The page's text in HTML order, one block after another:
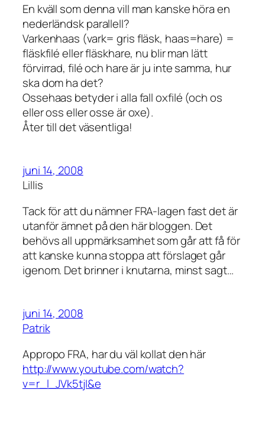
En kväll som denna vill man kanske höra en
nederländsk parallell?
Varkenhaas (vark= gris fläsk, haas=hare) =
fläskfilé eller fläskhare, nu blir man lätt
förvirrad, filé och hare är ju inte samma, hur
ska dom ha det?
Ossehaas betyder i alla fall oxfilé (och os
eller oss eller osse är oxe).
Åter till det väsentliga!
juni 14, 2008
Lillis
Tack för att du nämner FRA-lagen fast det är
utanför ämnet på den här bloggen. Det
behövs all uppmärksamhet som går att få för
att kanske kunna stoppa att förslaget går
igenom. Det brinner i knutarna, minst sagt…
juni 14, 2008
Patrik
Appropo FRA, har du väl kollat den här
http://www.youtube.com/watch?
v=r_l_JVk5tjI&e